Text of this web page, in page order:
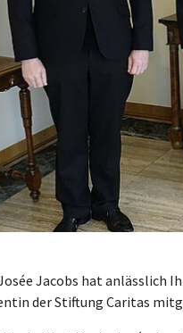
Jacobs hat anlässlich
der Stiftung Caritas